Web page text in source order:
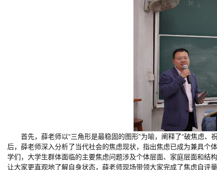
首先，薛老师以“三角形是最稳固的图形”为喻，阐释了“破焦虑
后，薛老师深入分析了当代社会的焦虑现状，指出焦虑已成为兼具
学们，大学生群体面临的主要焦虑问题涉及个体层面、家庭层面和结
让大家更直观地了解自身状态，薛老师现场带领大家完成了焦虑自评